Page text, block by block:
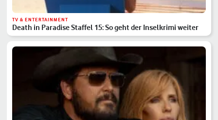
TV & ENTERTAINMENT
Death in Paradise Staffel 15: So geht der Inselkrimi weiter